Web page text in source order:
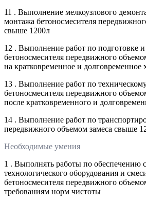
11 . Выполнение мелкоузлового
монтажа бетоносмесителя
свыше 1200л
12 . Выполнение работ по подготовке и
бетоносмесителя передвижного
на кратковременное и долговременное
13 . Выполнение работ по
бетоносмесителя передвижного
после кратковременного и
14 . Выполнение работ по
передвижного объемом замеса свыше
Необходимые умения
1 . Выполнять работы по обеспечению
технологического оборудования и
бетоносмесителя передвижного
требованиям норм чистоты